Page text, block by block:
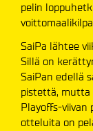
pelin
SaiPa lähtee
Sillä on
SaiPan edellä
pistettä, mutta
Playoffs-viivan
otteluita on